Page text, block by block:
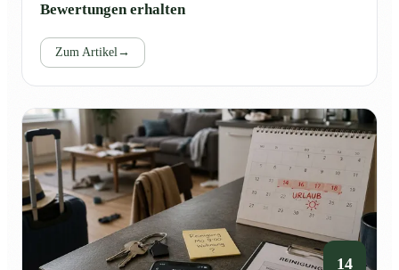
Bewertungen erhalten
Zum Artikel→
14